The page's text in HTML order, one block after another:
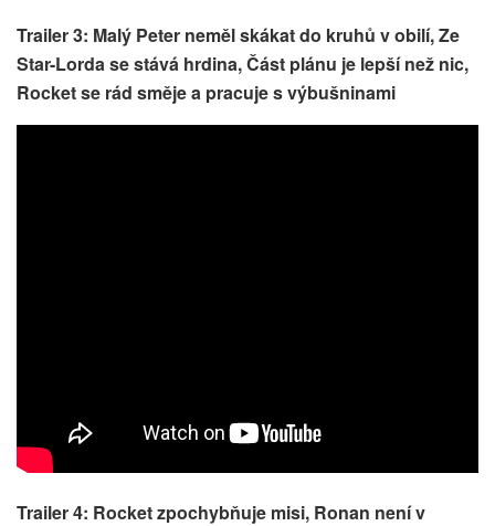
Trailer 3: Malý Peter neměl skákat do kruhů v obilí, Ze
Star-Lorda se stává hrdina, Část plánu je lepší než nic,
Rocket se rád směje a pracuje s výbušninami
Trailer 4: Rocket zpochybňuje misi, Ronan není v